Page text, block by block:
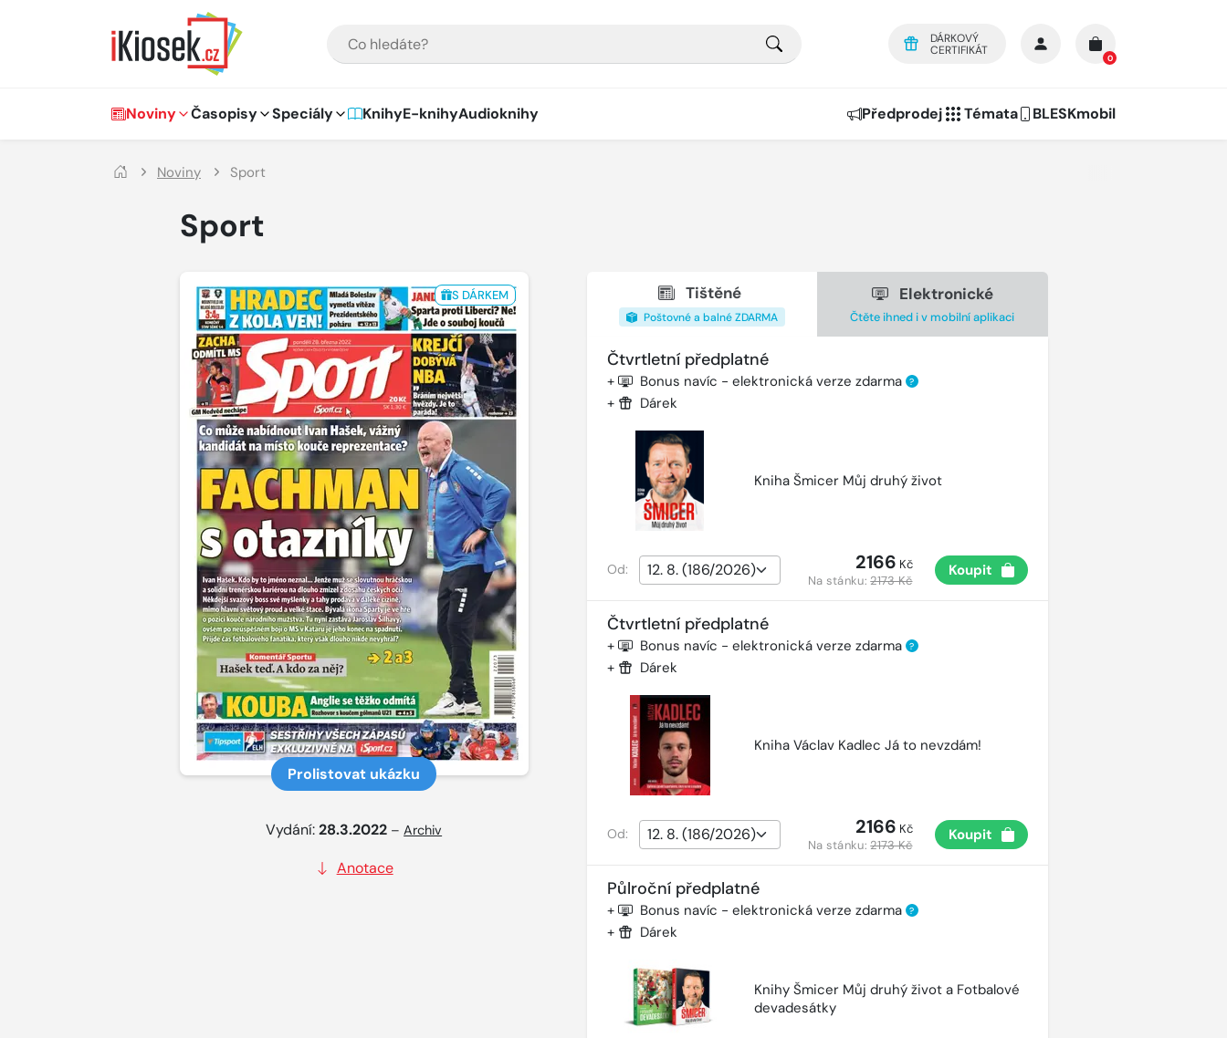
DÁRKOVÝ
CERTIFIKÁT
0
Hlavní navigace
Noviny Časopisy Speciály KnihyE-knihyAudioknihy Předprodej Témata BLESKmobil
Noviny Sport
Sport
S DÁRKEM
Prolistovat ukázku
Vydání:28.3.2022 –Archiv
Anotace
Tištěné
Poštovné a balné ZDARMA
Elektronické
Čtěte ihned i v mobilní aplikaci
Čtvrtletní předplatné
+ Bonus navíc - elektronická verze zdarma ?
+ Dárek
Kniha Šmicer Můj druhý život
Od: 2166 Kč
Na stánku:2173 Kč
Koupit
Čtvrtletní předplatné
+ Bonus navíc - elektronická verze zdarma ?
+ Dárek
Kniha Václav Kadlec Já to nevzdám!
Od: 2166 Kč
Na stánku:2173 Kč
Koupit
Půlroční předplatné
+ Bonus navíc - elektronická verze zdarma ?
+ Dárek
Knihy Šmicer Můj druhý život a Fotbalové
devadesátky